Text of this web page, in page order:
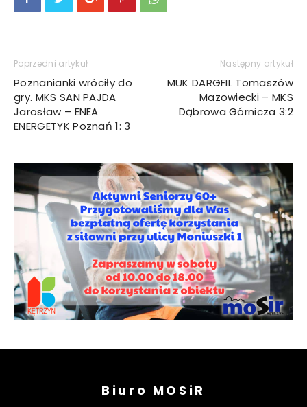
Poprzedni artykuł
Poznanianki wróciły do
gry. MKS SAN PAJDA
Jarosław – ENEA
ENERGETYK Poznań 1: 3
Następny artykuł
MUK DARGFIL Tomaszów
Mazowiecki – MKS
Dąbrowa Górnicza 3:2
Biuro MOSiR